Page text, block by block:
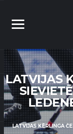
LATVIJAS
LATVIJAS KĒRLINGA